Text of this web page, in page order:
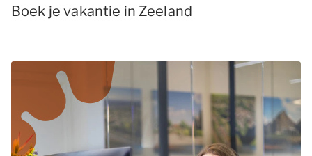
Boek je vakantie in Zeeland